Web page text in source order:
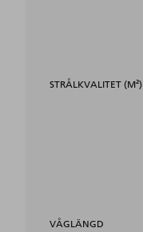
STRÅLKVALITET (M²)
VÅGLÄNGD